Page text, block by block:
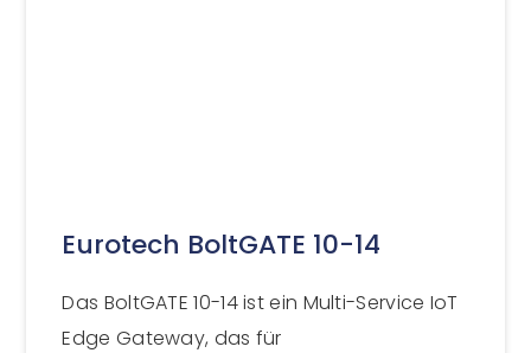
Eurotech BoltGATE 10-14
Das BoltGATE 10-14 ist ein Multi-Service IoT
Edge Gateway, das für